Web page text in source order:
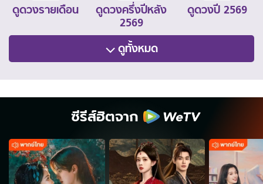
ดูดวงรายเดือน
ดูดวงครึ่งปีหลัง
2569
ดูดวงปี 2569
ดูทั้งหมด
ซีรีส์ฮิตจาก